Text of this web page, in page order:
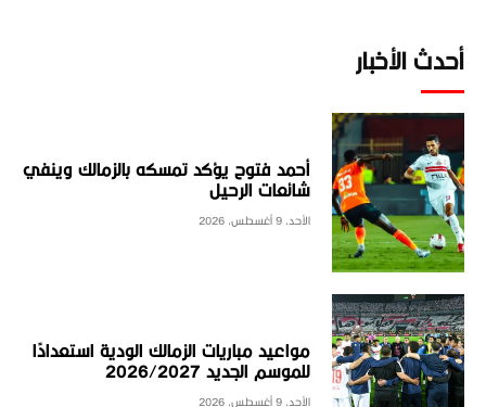
أحدث الأخبار
أحمد فتوح يؤكد تمسكه بالزمالك وينفي
شائعات الرحيل
الأحد، 9 أغسطس، 2026
مواعيد مباريات الزمالك الودية استعدادًا
للموسم الجديد 2026/2027
الأحد، 9 أغسطس، 2026